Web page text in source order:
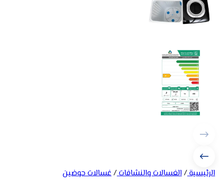
الرئيسية/الغسالات والنشافات/غسالات حوضين